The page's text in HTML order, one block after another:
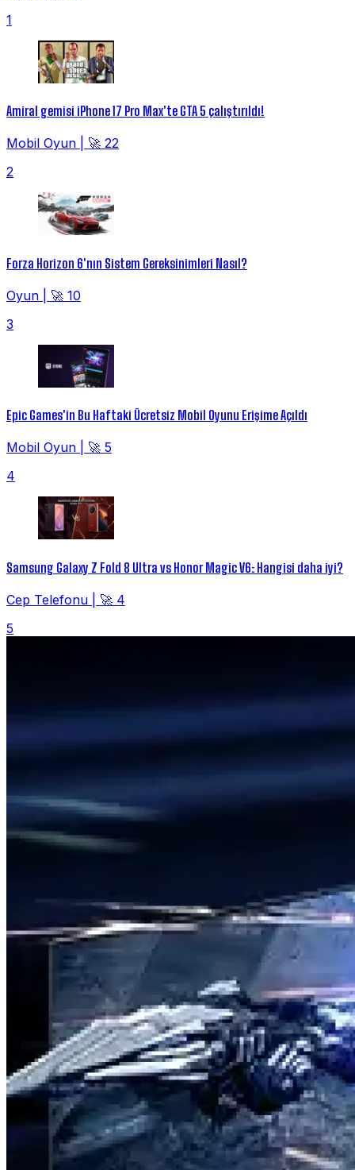
1
Amiral gemisi iPhone 17 Pro Max'te GTA 5 çalıştırıldı!
Mobil Oyun
🚀 22
2
Forza Horizon 6'nın Sistem Gereksinimleri Nasıl?
Oyun
🚀 10
3
Epic Games'in Bu Haftaki Ücretsiz Mobil Oyunu Erişime Açıldı
Mobil Oyun
🚀 5
4
Samsung Galaxy Z Fold 8 Ultra vs Honor Magic V6: Hangisi daha iyi?
Cep Telefonu
🚀 4
5